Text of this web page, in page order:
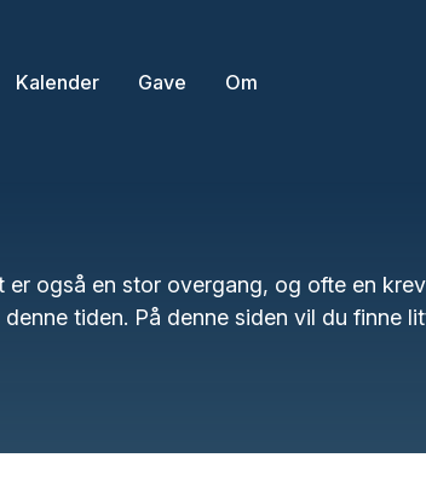
Kalender Gave Om
også en stor overgang, og ofte en
tiden. På denne siden vil du finne